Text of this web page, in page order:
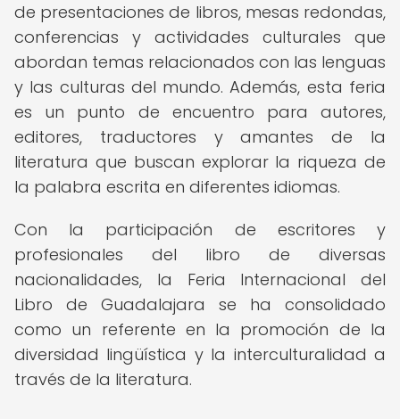
de presentaciones de libros, mesas redondas,
conferencias y actividades culturales que
abordan temas relacionados con las lenguas
y las culturas del mundo. Además, esta feria
es un punto de encuentro para autores,
editores, traductores y amantes de la
literatura que buscan explorar la riqueza de
la palabra escrita en diferentes idiomas.
Con la participación de escritores y
profesionales del libro de diversas
nacionalidades, la Feria Internacional del
Libro de Guadalajara se ha consolidado
como un referente en la promoción de la
diversidad lingüística y la interculturalidad a
través de la literatura.